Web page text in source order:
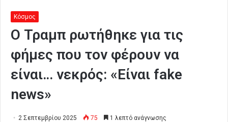
Κόσμος
Ο Τραμπ ρωτήθηκε για τις
φήμες που τον φέρουν να
είναι… νεκρός: «Είναι fake
news»
2 Σεπτεμβρίου 2025 75 1 λεπτό ανάγνωσης